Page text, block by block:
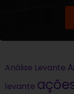
Análise Levante
levante